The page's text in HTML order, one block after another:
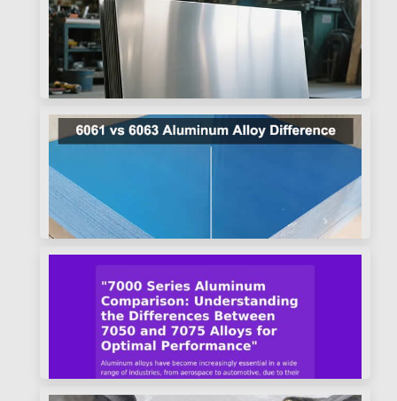
sélection des matériaux et le contrôle de la
qualité. L'utilisation des bons outils peut
rapidement, Mesurer avec précision et
efficacement l'épaisseur de la papier d'aluminium.
1060 Processus de recuit des plaques
en aluminium
Maître le 1060 Processus de recuit des plaques
en aluminium pour atteindre une conductivité
supérieure, formabilité, et fini pour électrique,
ustensiles de cuisine, et parties industrielles.
4×8 feuille de 1/8 prix en pouces
d'aluminium
Comprendre la feuille 4x8 de 1/8 prix en pouces
d'aluminium: Explorez les facteurs de coût clés,
impacts en alliage, et comment calculer ou
demander avec précision les devis pour vos
besoins spécifiques.
Différence entre 6061 contre 6063
Alliage d'aluminium
6061 contre 6063 alliages d'aluminium: force,